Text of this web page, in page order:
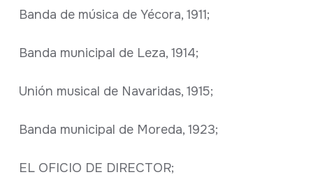
Banda de música de Yécora, 1911;
Banda municipal de Leza, 1914;
Unión musical de Navaridas, 1915;
Banda municipal de Moreda, 1923;
EL OFICIO DE DIRECTOR;